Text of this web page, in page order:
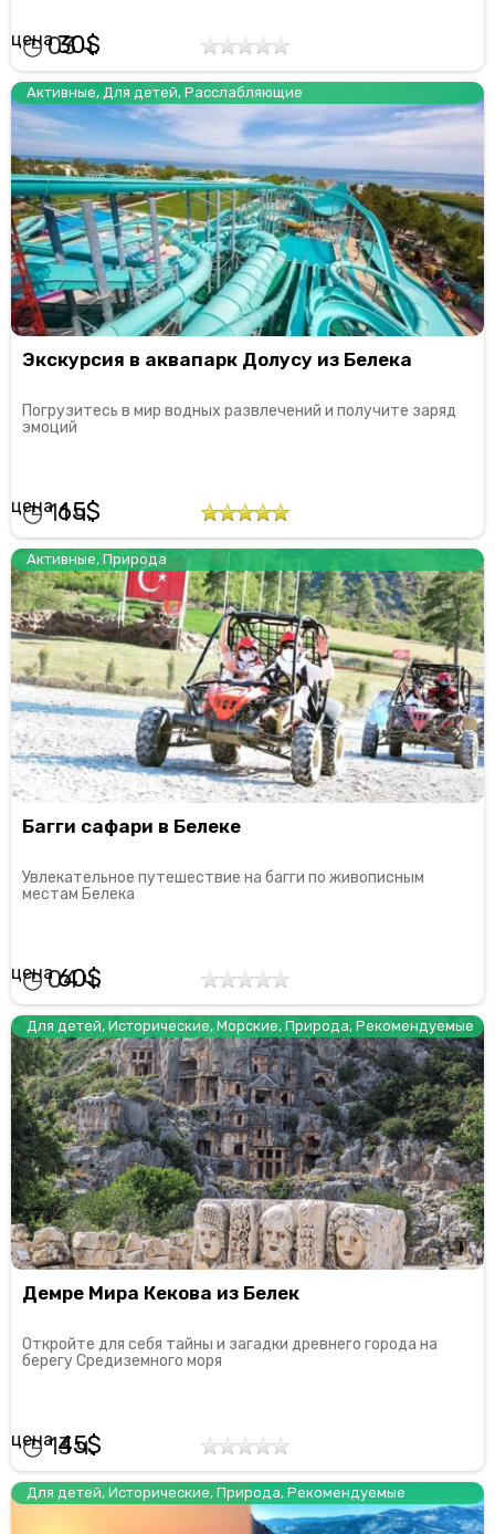
03
30
Активные, Для детей, Расслабляющие
Экскурсия в аквапарк Долусу из Белека
Погрузитесь в мир водных развлечений и получите заряд
эмоций
1165
Активные, Природа
Багги сафари в Белеке
Увлекательное путешествие на багги по живописным
местам Белека
04
60
Для детей, Исторические, Морские, Природа, Рекомендуемые
Демре Мира Кекова из Белек
Откройте для себя тайны и загадки древнего города на
берегу Средиземного моря
1345
Для детей, Исторические, Природа, Рекомендуемые